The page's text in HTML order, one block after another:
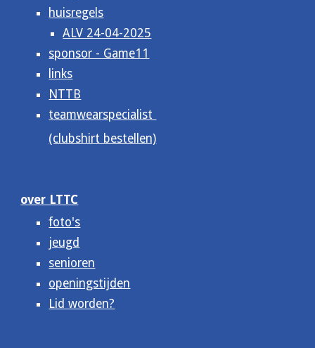
huisregels
ALV 24-04-2025
sponsor - Game11
links
NTTB
teamwearspecialist
(clubshirt bestellen)
over LTTC
foto's
jeugd
senioren
openingstijden
Lid worden?